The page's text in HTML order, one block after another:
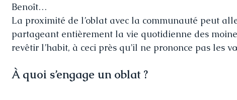
Benoît…
La proximité de l’oblat avec la communauté peut
partageant entièrement la vie quotidienne des
revêtir l’habit, à ceci près qu’il ne prononce pas les
À quoi s’engage un oblat ?